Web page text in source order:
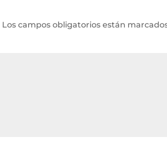
Los campos obligatorios están